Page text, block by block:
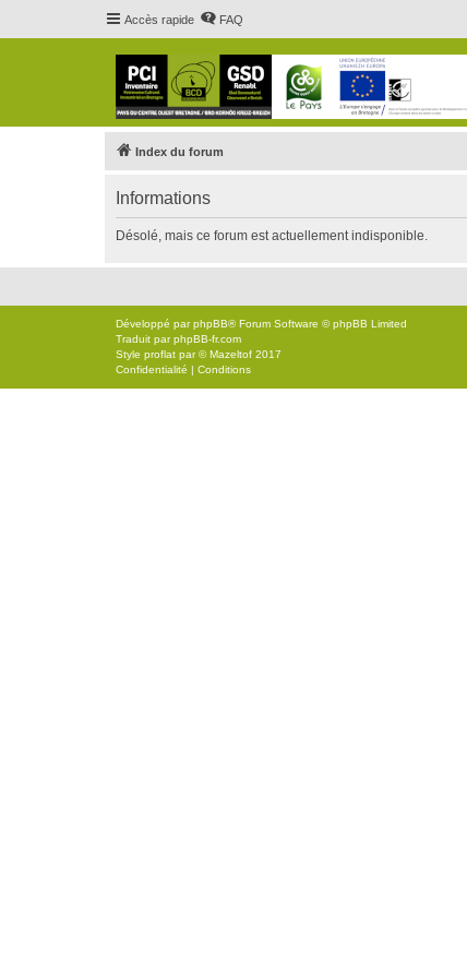
Accès rapide FAQ
Index du forum
Informations
Désolé, mais ce forum est actuellement indisponible.
Développé parphpBB® Forum Software © phpBB Limited
Traduit parphpBB-fr.com
Style proflat par ©Mazeltof 2017
Confidentialité | Conditions